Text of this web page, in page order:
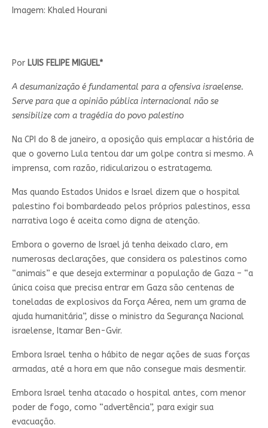
Imagem: Khaled Hourani
Por LUIS FELIPE MIGUEL*
A desumanização é fundamental para a ofensiva israelense.
Serve para que a opinião pública internacional não se
sensibilize com a tragédia do povo palestino
Na CPI do 8 de janeiro, a oposição quis emplacar a história de
que o governo Lula tentou dar um golpe contra si mesmo. A
imprensa, com razão, ridicularizou o estratagema.
Mas quando Estados Unidos e Israel dizem que o hospital
palestino foi bombardeado pelos próprios palestinos, essa
narrativa logo é aceita como digna de atenção.
Embora o governo de Israel já tenha deixado claro, em
numerosas declarações, que considera os palestinos como
“animais” e que deseja exterminar a população de Gaza – “a
única coisa que precisa entrar em Gaza são centenas de
toneladas de explosivos da Força Aérea, nem um grama de
ajuda humanitária”, disse o ministro da Segurança Nacional
israelense, Itamar Ben-Gvir.
Embora Israel tenha o hábito de negar ações de suas forças
armadas, até a hora em que não consegue mais desmentir.
Embora Israel tenha atacado o hospital antes, com menor
poder de fogo, como “advertência”, para exigir sua
evacuação.